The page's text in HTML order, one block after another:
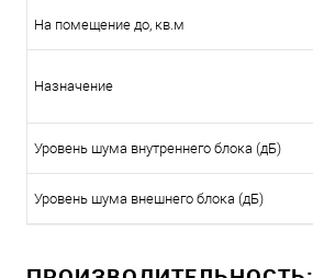
На помещение до, кв.м
Назначение
Уровень шума внутреннего блока (дБ)
Уровень шума внешнего блока (дБ)